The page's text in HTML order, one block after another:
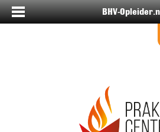
BHV-Opleider.nl